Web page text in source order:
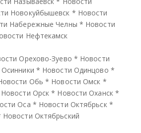
Новокуйбышевск * Новости
Набережные Челны * Новости
Нефтекамск
Орехово-Зуево * Новости
* Новости Одинцово *
Обь * Новости Омск *
Новости Орск * Новости Оханск *
Оса * Новости Октябрьск *
Новости Октябрьский